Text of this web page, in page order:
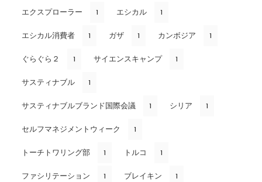
エクスプローラー 1 エシカル 1
エシカル消費者 1 ガザ 1 カンボジア 1
ぐらぐら２ 1 サイエンスキャンプ 1
サスティナブル 1
サスティナブルブランド国際会議 1 シリア 1
セルフマネジメントウィーク 1
トーチトワリング部 1 トルコ 1
ファシリテーション 1 ブレイキン 1